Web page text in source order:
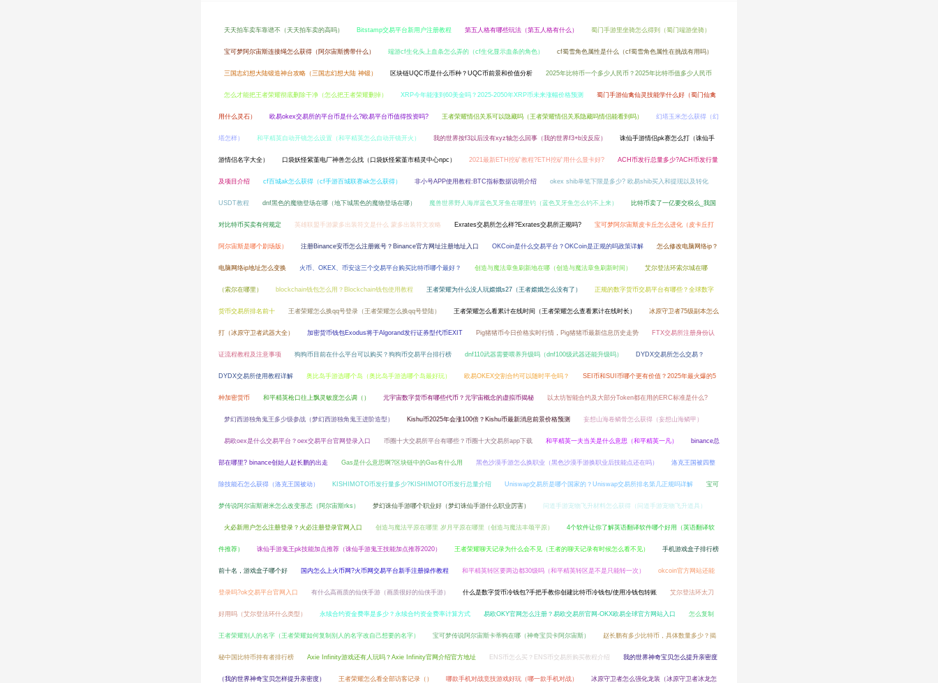
天天拍车卖车靠谱不（天天拍车卖的高吗） Bitstamp交易平台新用户注册教程 第五人格有哪些玩法（第五人格有什么） 蜀门手游里坐骑怎么得到（蜀门端游坐骑）
宝可梦阿尔宙斯连接绳怎么获得（阿尔宙斯携带什么） 端游cf生化头上血条怎么弄的（cf生化显示血条的角色） cf蜀雪角色属性是什么（cf蜀雪角色属性在挑战有用吗）
三国志幻想大陆锻造神台攻略（三国志幻想大陆 神锻） 区块链UQC币是什么币种？UQC币前景和价值分析 2025年比特币一个多少人民币？2025年比特币值多少人民币
怎么才能把王者荣耀彻底删除干净（怎么把王者荣耀删掉） XRP今年能涨到60美金吗？2025-2050年XRP币未来涨幅价格预测 蜀门手游仙禽仙灵技能学什么好（蜀门仙禽
用什么灵石） 欧易okex交易所的平台币是什么?欧易平台币值得投资吗? 王者荣耀情侣关系可以隐藏吗（王者荣耀情侣关系隐藏吗情侣能看到吗） 幻塔玉米怎么获得（幻
塔怎样） 和平精英自动开镜怎么设置（和平精英怎么自动开镜开火） 我的世界按f3以后没有xyz轴怎么回事（我的世界f3+b没反应） 诛仙手游情侣pk赛怎么打（诛仙手
游情侣名字大全） 口袋妖怪紫堇电厂神兽怎么找（口袋妖怪紫堇市精灵中心npc） 2021最新ETH挖矿教程?ETH挖矿用什么显卡好? ACH币发行总量多少?ACH币发行量
及项目介绍 cf百城ak怎么获得（cf手游百城联赛ak怎么获得） 非小号APP使用教程:BTC指标数据说明介绍 okex shib单笔下限是多少? 欧易shib买入和提现以及转化
USDT教程 dnf黑色的魔物登场在哪（地下城黑色的魔物登场在哪） 魔兽世界野人海岸蓝色叉牙鱼在哪里钓（蓝色叉牙鱼怎么钓不上来） 比特币卖了一亿要交税么_我国
对比特币买卖有何规定 英雄联盟手游蒙多出装符文是什么 蒙多出装符文攻略 Exrates交易所怎么样?Exrates交易所正规吗? 宝可梦阿尔宙斯皮卡丘怎么进化（皮卡丘打
阿尔宙斯是哪个剧场版） 注册Binance安币怎么注册账号？Binance官方网址注册地址入口 OKCoin是什么交易平台？OKCoin是正规的吗政策详解 怎么修改电脑网络ip？
电脑网络ip地址怎么变换 火币、OKEX、币安这三个交易平台购买比特币哪个最好？ 创造与魔法章鱼刷新地在哪（创造与魔法章鱼刷新时间） 艾尔登法环索尔城在哪
（索尔在哪里） blockchain钱包怎么用？Blockchain钱包使用教程 王者荣耀为什么没人玩嫦娥s27（王者嫦娥怎么没有了） 正规的数字货币交易平台有哪些？全球数字
货币交易所排名前十 王者荣耀怎么换qq号登录（王者荣耀怎么换qq号登陆） 王者荣耀怎么看累计在线时间（王者荣耀怎么查看累计在线时长） 冰原守卫者75级副本怎么
打（冰原守卫者武器大全） 加密货币钱包Exodus将于Algorand发行证券型代币EXIT Pig猪猪币今日价格实时行情，Pig猪猪币最新信息历史走势 FTX交易所注册身份认
证流程教程及注意事项 狗狗币目前在什么平台可以购买？狗狗币交易平台排行榜 dnf110武器需要喂养升级吗（dnf100级武器还能升级吗） DYDX交易所怎么交易？
DYDX交易所使用教程详解 奥比岛手游选哪个岛（奥比岛手游选哪个岛最好玩） 欧易OKEX交割合约可以随时平仓吗？ SEI币和SUI币哪个更有价值？2025年最火爆的5
种加密货币 和平精英枪口往上飘灵敏度怎么调（） 元宇宙数字货币有哪些代币？元宇宙概念的虚拟币揭秘 以太坊智能合约及大部分Token都在用的ERC标准是什么?
梦幻西游独角鬼王多少级参战（梦幻西游独角鬼王进阶造型） Kishu币2025年会涨100倍？Kishu币最新消息前景价格预测 妄想山海卷鳞骨怎么获得（妄想山海鳞甲）
易欧oex是什么交易平台？oex交易平台官网登录入口 币圈十大交易所平台有哪些？币圈十大交易所app下载 和平精英一夫当关是什么意思（和平精英一凡） binance总
部在哪里? binance创始人赵长鹏的出走 Gas是什么意思啊?区块链中的Gas有什么用 黑色沙漠手游怎么换职业（黑色沙漠手游换职业后技能点还在吗） 洛克王国被四整
除技能石怎么获得（洛克王国被动） KISHIMOTO币发行量多少?KISHIMOTO币发行总量介绍 Uniswap交易所是哪个国家的？Uniswap交易所排名第几正规吗详解 宝可
梦传说阿尔宙斯谢米怎么改变形态（阿尔宙斯rks） 梦幻诛仙手游哪个职业好（梦幻诛仙手游什么职业厉害） 问道手游宠物飞升材料怎么获得（问道手游宠物飞升道具）
火必新用户怎么注册登录？火必注册登录官网入口 创造与魔法平原在哪里 岁月平原在哪里（创造与魔法丰颂平原） 4个软件让你了解英语翻译软件哪个好用（英语翻译软
件推荐） 诛仙手游鬼王pk技能加点推荐（诛仙手游鬼王技能加点推荐2020） 王者荣耀聊天记录为什么会不见（王者的聊天记录有时候怎么看不见） 手机游戏盒子排行榜
前十名，游戏盒子哪个好 国内怎么上火币网?火币网交易平台新手注册操作教程 和平精英转区要两边都30级吗（和平精英转区是不是只能转一次） okcoin官方网站还能
登录吗?ok交易平台官网入口 有什么高画质的仙侠手游（画质很好的仙侠手游） 什么是数字货币冷钱包?手把手教你创建比特币冷钱包/使用冷钱包转账 艾尔登法环太刀
好用吗（艾尔登法环什么类型） 永续合约资金费率是多少？永续合约资金费率计算方式 易欧OKY官网怎么注册？易欧交易所官网-OKX欧易全球官方网站入口 怎么复制
王者荣耀别人的名字（王者荣耀如何复制别人的名字改自己想要的名字） 宝可梦传说阿尔宙斯卡蒂狗在哪（神奇宝贝卡阿尔宙斯） 赵长鹏有多少比特币，具体数量多少？揭
秘中国比特币持有者排行榜 Axie Infinity游戏还有人玩吗？Axie Infinity官网介绍官方地址 ENS币怎么买？ENS币交易所购买教程介绍 我的世界神奇宝贝怎么提升亲密度
（我的世界神奇宝贝怎样提升亲密度） 王者荣耀怎么看全部访客记录（） 哪款手机对战竞技游戏好玩（哪一款手机对战） 冰原守卫者怎么强化龙装（冰原守卫者冰龙怎